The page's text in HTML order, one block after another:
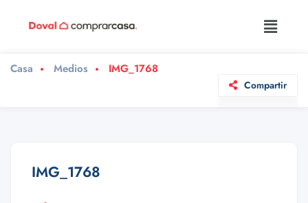
Casa Medios IMG_1768
Compartir
IMG_1768